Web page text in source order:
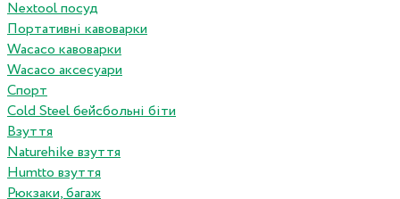
Nextool посуд
Портативні кавоварки
Wacaco кавоварки
Wacaco аксесуари
Спорт
Cold Steel бейсбольні біти
Взуття
Naturehike взуття
Humtto взуття
Рюкзаки, багаж